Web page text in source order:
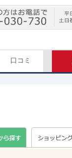
口コミ